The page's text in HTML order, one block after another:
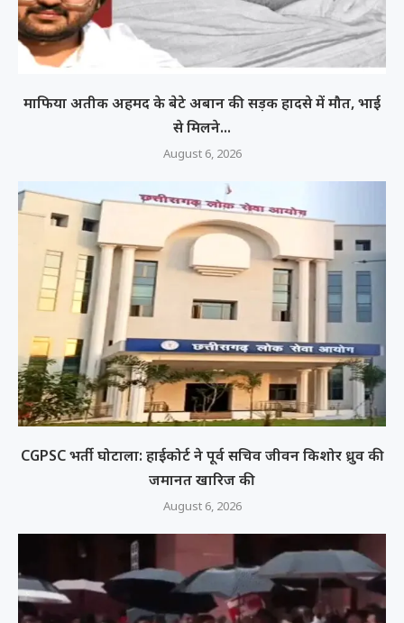
माफिया अतीक अहमद के बेटे अबान की सड़क हादसे में मौत, भाई
से मिलने...
August 6, 2026
CGPSC भर्ती घोटाला: हाईकोर्ट ने पूर्व सचिव जीवन किशोर ध्रुव की
जमानत खारिज की
August 6, 2026